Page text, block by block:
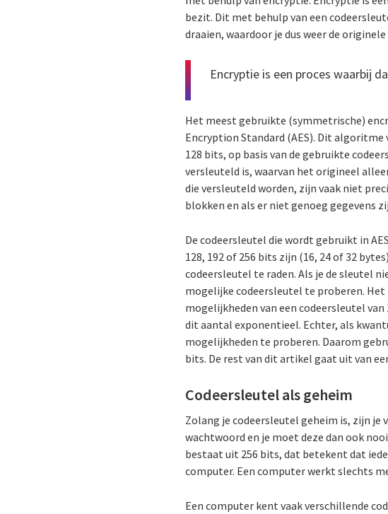
bezit. Dit met behulp van een
draaien, waardoor je dus weer de
Encryptie is een proces waarbij
Het meest gebruikte (symmetrische)
Encryption Standard (AES). Dit
128 bits, op basis van de gebruikte
versleuteld is, waarvan het origineel
die versleuteld worden, zijn vaak niet
blokken en als er niet genoeg gegevens
De codeersleutel die wordt gebruikt in
128, 192 of 256 bits zijn (16, 24 of 32
codeersleutel te raden. Als je de sleutel
mogelijke codeersleutel te proberen.
mogelijkheden van een codeersleutel
dit aantal exponentieel. Echter, als
mogelijkheden te proberen. Daarom
bits. De rest van dit artikel gaat uit van
Codeersleutel als geheim
Zolang je codeersleutel geheim is, zijn
wachtwoord en je moet deze dan ook
bestaat uit 256 bits, dat betekent dat
computer. Een computer werkt slechts
Een computer kent vaak verschillende